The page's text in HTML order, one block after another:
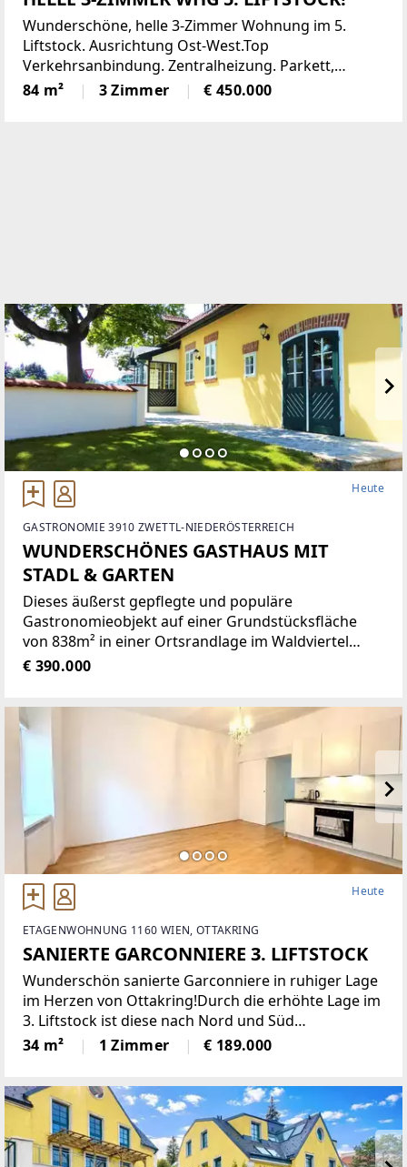
Wunderschöne, helle 3-Zimmer Wohnung im 5.
Liftstock. Ausrichtung Ost-West.Top
Verkehrsanbindung. Zentralheizung. Parkett,
Jalousien, Abstellraum. Kellerabteil.Diese
lichtdurchflutete Etagenwohnung bietet reichlich
84 m² 3 Zimmer € 450.000
Heute
GASTRONOMIE 3910 ZWETTL-NIEDERÖSTERREICH
WUNDERSCHÖNES GASTHAUS MIT
STADL & GARTEN
Dieses äußerst gepflegte und populäre
Gastronomieobjekt auf einer Grundstücksfläche
von 838m² in einer Ortsrandlage im Waldviertel
bietet eine Vielzahl von Nutzungsmöglichkeiten wie
€ 390.000
Heute
ETAGENWOHNUNG 1160 WIEN, OTTAKRING
SANIERTE GARCONNIERE 3. LIFTSTOCK
Wunderschön sanierte Garconniere in ruhiger Lage
im Herzen von Ottakring!Durch die erhöhte Lage im
3. Liftstock ist diese nach Nord und Süd
ausgerichtete Wohnung sehr hell und bietet eine
angenehme Wohnatmosphäre. Sie verfügt über
34 m² 1 Zimmer € 189.000